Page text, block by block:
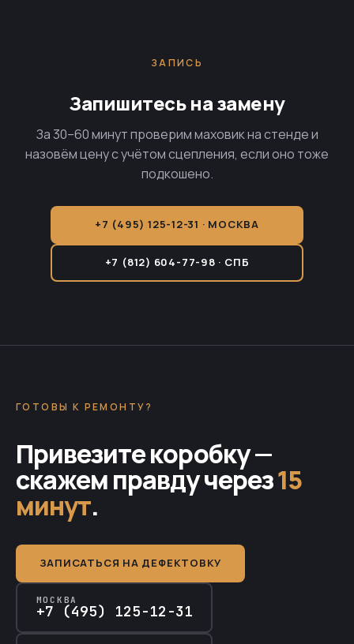
ЗАПИСЬ
Запишитесь на замену
За 30–60 минут проверим маховик на стенде и
назовём цену с учётом сцепления, если оно тоже
подкошено.
+7 (495) 125-12-31 · МОСКВА
+7 (812) 604-77-98 · СПБ
ГОТОВЫ К РЕМОНТУ?
Привезите коробку —
скажем правду через15
минут.
ЗАПИСАТЬСЯ НА ДЕФЕКТОВКУ
МОСКВА
+7 (495) 125-12-31